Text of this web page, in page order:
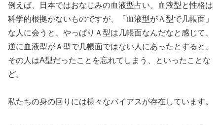
例えば、日本ではおなじみの血液型占い。血液型と性格は
科学的根拠がないものですが、「血液型がＡ型で几帳面」
な人に会うと、やっぱりＡ型は几帳面なんだなと感じて、
逆に血液型がＡ型で几帳面ではない人にあったとすると、
その人はA型だったことを忘れてしまう、といったことな
ど。
私たちの身の回りには様々なバイアスが存在しています。